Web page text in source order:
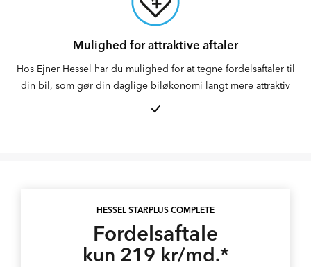
Mulighed for attraktive aftaler
Hos Ejner Hessel har du mulighed for at tegne fordelsaftaler til
din bil, som gør din daglige biløkonomi langt mere attraktiv
HESSEL STARPLUS COMPLETE
Fordelsaftale
kun 219 kr/md.*